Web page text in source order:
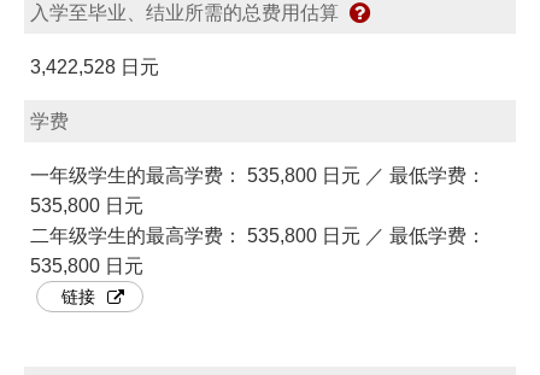
入学至毕业、结业所需的总费用估算
3,422,528 日元
学费
一年级学生的最高学费： 535,800 日元 ／ 最低学费：
535,800 日元
二年级学生的最高学费： 535,800 日元 ／ 最低学费：
535,800 日元
链接